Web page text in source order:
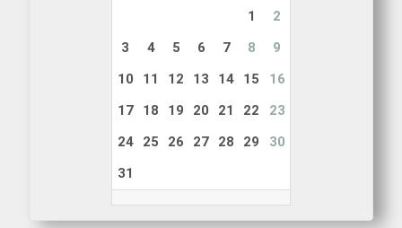
1
2
3
4 5 6 7 8
9
10
11 12 13 14 15
16
17
18 19 20 21 22
23
24
25 26 27 28 29
30
31